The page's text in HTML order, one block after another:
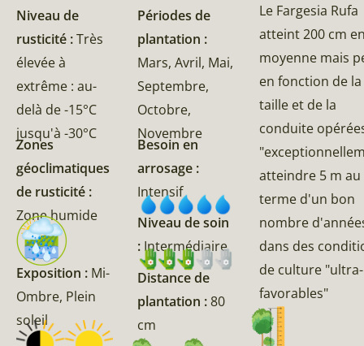
Niveau de
rusticité :Très
élevée à
extrême : au-
delà de -15°C
jusqu'à -30°C
Zones
géoclimatiques
de rusticité :
Zone humide
Exposition : Mi-
Ombre, Plein
soleil
Périodes de
plantation :
Mars, Avril, Mai,
Septembre,
Octobre,
Novembre
Besoin en
arrosage :
Intensif
Niveau de soin
: Intermédiaire
Distance de
plantation :80
cm
Le Fargesia Rufa
atteint 200 cm
moyenne mais
en fonction de la
taille et de la
conduite
atteindre 5 m au
terme d'un bon
nombre
dans des
de culture "ultra-
favorables"